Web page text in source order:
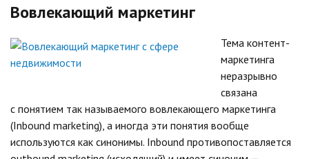
Вовлекающий маркетинг
Тема контент-
маркетинга
неразрывно
связана
с понятием так называемого вовлекающего маркетинга
(Inbound marketing), а иногда эти понятия вообще
используются как синонимы. Inbound противопоставляется